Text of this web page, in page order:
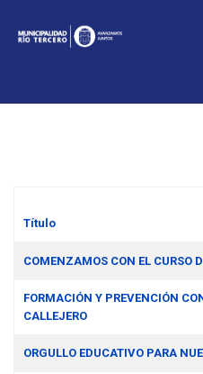
Título
COMENZAMOS CON EL CURSO
FORMACIÓN Y PREVENCIÓN
CALLEJERO
ORGULLO EDUCATIVO PARA